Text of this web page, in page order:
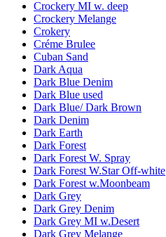
Crockery MI w. deep
Crockery Melange
Crokery
Créme Brulee
Cuban Sand
Dark Aqua
Dark Blue Denim
Dark Blue used
Dark Blue/ Dark Brown
Dark Denim
Dark Earth
Dark Forest
Dark Forest W. Spray
Dark Forest W.Star Off-white
Dark Forest w.Moonbeam
Dark Grey
Dark Grey Denim
Dark Grey MI w.Desert
Dark Grey Melange